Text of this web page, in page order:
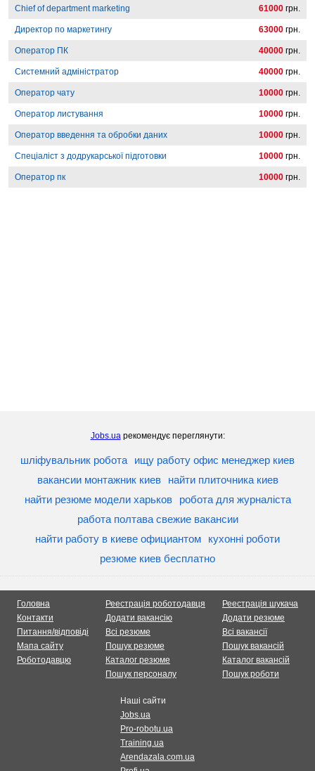
Chief of department marketing 61000 грн.
Директор по маркетингу 63000 грн.
Оператор ПК 40000 грн.
Системний адміністратор 40000 грн.
Оператор чату 10000 грн.
Оператор листування 10000 грн.
Оператор введення та обробки даних 10000 грн.
Спеціаліст з додрукарської підготовки 10000 грн.
Оператор пк 10000 грн.
Jobs.uaрекомендує переглянути:
шліфувальник робота
ищу работу офис менеджер киев
вакансии монтажник киев
найти плиточника киев
найти резюме модели харьков
робота для журналіста
работа полтава свежие вакансии
найти работу в киеве официантом
кухонні роботи
резюме киев бесплатно
Головна
Контакти
Питання/відповіді
Мапа сайту
Роботодавцю
Реестрація роботодавця
Додати вакансію
Всі резюме
Пошук резюме
Каталог резюме
Пошук персоналу
Реестрація шукача
Додати резюме
Всі вакансії
Пошук вакансій
Каталог вакансій
Пошук роботи
Наші сайти
Jobs.ua
Pro-robotu.ua
Training.ua
Arendazala.com.ua